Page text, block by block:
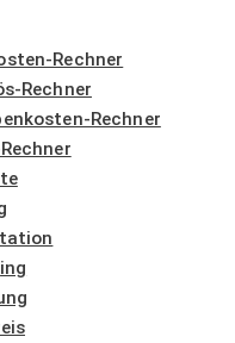
Rechner
Rechner
Rechner